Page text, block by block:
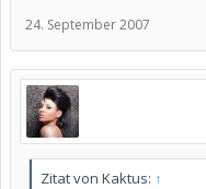
24. September 2007
Zitat von Kaktus: ↑